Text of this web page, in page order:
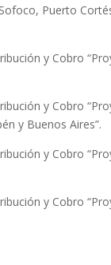
Puerto
y Cobro
y Cobro
y Buenos Aires”.
y Cobro
y Cobro